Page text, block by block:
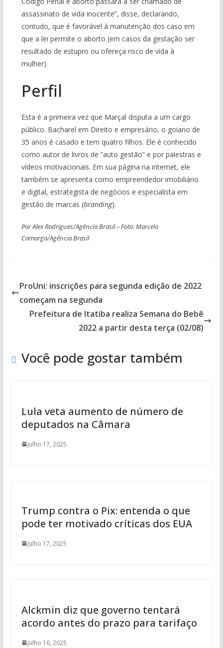
assassinato de vida inocente”, disse, declarando,
contudo, que é favorável à manutenção dos caso em
que a lei permite o aborto (em casos da gestação ser
resultado de estupro ou ofereça risco de vida à
mulher).
Perfil
Esta é a primeira vez que Marçal disputa a um cargo
público. Bacharel em Direito e empresário, o goiano de
35 anos é casado e tem quatro filhos. Ele é conhecido
como autor de livros de “auto gestão” e por palestras e
vídeos motivacionais. Em sua página na internet, ele
também se apresenta como empreendedor imobiliário
e digital, estrategista de negócios e especialista em
gestão de marcas (branding).
Por Alex Rodrigues/Agência Brasil – Foto: Marcelo
Camargo/Agência Brasil
ProUni: inscrições para segunda edição de 2022
começam na segunda
Prefeitura de Itatiba realiza Semana do Bebê
2022 a partir desta terça (02/08)
Você pode gostar também
Lula veta aumento de número de
deputados na Câmara
julho 17, 2025
Trump contra o Pix: entenda o que
pode ter motivado críticas dos EUA
julho 17, 2025
Alckmin diz que governo tentará
acordo antes do prazo para tarifaço
julho 16, 2025